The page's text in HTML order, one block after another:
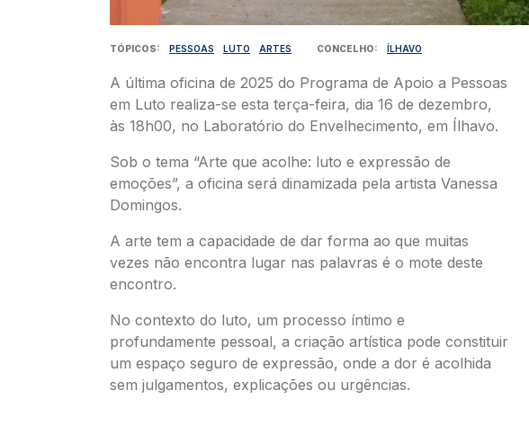
TÓPICOS PESSOAS LUTO ARTES CONCELHO ÍLHAVO
A última oficina de 2025 do Programa de Apoio a Pessoas
em Luto realiza-se esta terça-feira, dia 16 de dezembro,
às 18h00, no Laboratório do Envelhecimento, em Ílhavo.
Sob o tema “Arte que acolhe: luto e expressão de
emoções”, a oficina será dinamizada pela artista Vanessa
Domingos.
A arte tem a capacidade de dar forma ao que muitas
vezes não encontra lugar nas palavras é o mote deste
encontro.
No contexto do luto, um processo íntimo e
profundamente pessoal, a criação artística pode constituir
um espaço seguro de expressão, onde a dor é acolhida
sem julgamentos, explicações ou urgências.